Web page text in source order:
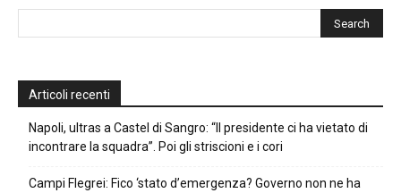
Articoli recenti
Napoli, ultras a Castel di Sangro: “Il presidente ci ha vietato di
incontrare la squadra”. Poi gli striscioni e i cori
Campi Flegrei: Fico ‘stato d’emergenza? Governo non ne ha